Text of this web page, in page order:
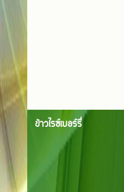
ข้าวไรซ์เบอร์รี่